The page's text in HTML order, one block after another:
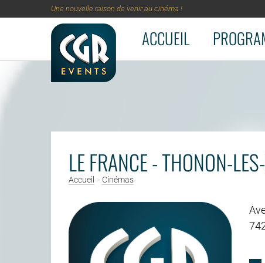
Aller au contenu principal
Une nouvelle raison de venir au cinéma !
ACCUEIL
LE FRANCE - THONON-
Accueil > Cinémas